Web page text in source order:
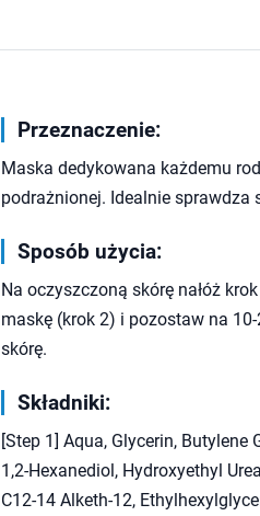
Przeznaczenie:
Maska dedykowana każdemu
podrażnionej. Idealnie sprawdza
Sposób użycia:
Na oczyszczoną skórę nałóż
maskę (krok 2) i pozostaw na
skórę.
Składniki:
[Step 1] Aqua, Glycerin,
1,2-Hexanediol, Hydroxyethyl
C12-14 Alketh-12,